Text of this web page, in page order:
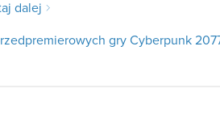
dalej
gry Cyberpunk